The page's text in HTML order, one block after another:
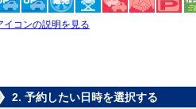
イコンの説明を見る
2. 予約したい日時を選択する